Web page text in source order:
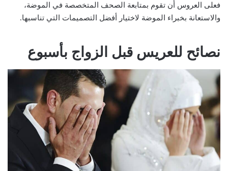
فعلى العروس أن تقوم بمتابعة الصحف المتخصصة في الموضة،
والاستعانة بخبراء الموضة لاختيار أفضل التصميمات التي تناسبها.
نصائح للعريس قبل الزواج بأسبوع